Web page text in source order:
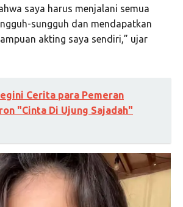
saya harus menjalani semua
sungguh dan mendapatkan
akting saya sendiri,” ujar
Cerita para Pemeran
"Cinta Di Ujung Sajadah"